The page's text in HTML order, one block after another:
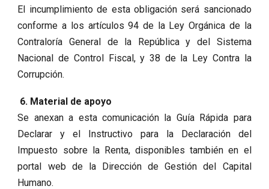
El incumplimiento de esta obligación será sancionado
conforme a los artículos 94 de la Ley Orgánica de la
Contraloría General de la República y del Sistema
Nacional de Control Fiscal, y 38 de la Ley Contra la
Corrupción.
6. Material de apoyo
Se anexan a esta comunicación la Guía Rápida para
Declarar y el Instructivo para la Declaración del
Impuesto sobre la Renta, disponibles también en el
portal web de la Dirección de Gestión del Capital
Humano.